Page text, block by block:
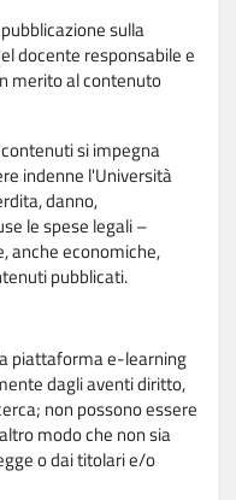
sulla
docente responsabile e
merito al contenuto
si impegna
indenne l'Università
danno,
le spese legali –
anche economiche,
pubblicati.
piattaforma e-learning
dagli aventi diritto,
non possono essere
modo che non sia
o dai titolari e/o